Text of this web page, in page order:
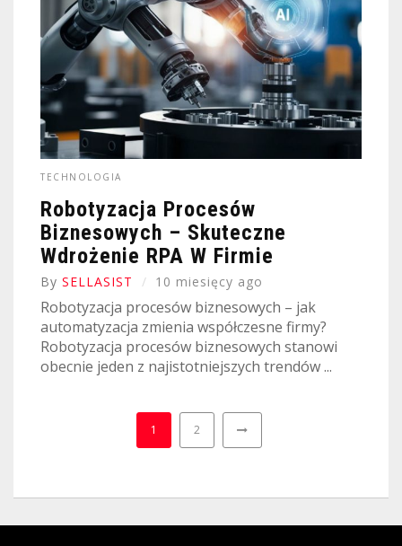
TECHNOLOGIA
Robotyzacja Procesów
Biznesowych – Skuteczne
Wdrożenie RPA W Firmie
By SELLASIST 10 miesięcy ago
Robotyzacja procesów biznesowych – jak
automatyzacja zmienia współczesne firmy?
Robotyzacja procesów biznesowych stanowi
obecnie jeden z najistotniejszych trendów ...
1 2